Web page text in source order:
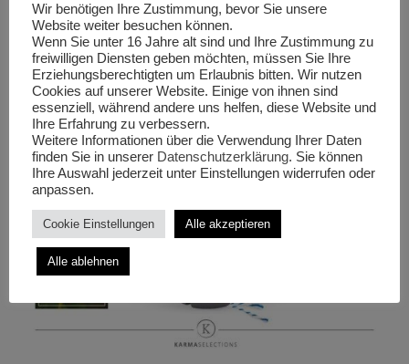
Wir benötigen Ihre Zustimmung, bevor Sie unsere
Website weiter besuchen können.
Wenn Sie unter 16 Jahre alt sind und Ihre Zustimmung zu
freiwilligen Diensten geben möchten, müssen Sie Ihre
Erziehungsberechtigten um Erlaubnis bitten. Wir nutzen
Cookies auf unserer Website. Einige von ihnen sind
essenziell, während andere uns helfen, diese Website und
Ihre Erfahrung zu verbessern.
Weitere Informationen über die Verwendung Ihrer Daten
finden Sie in unserer Datenschutzerklärung. Sie können
Ihre Auswahl jederzeit unter Einstellungen widerrufen oder
anpassen.
Cookie Einstellungen Alle akzeptieren
Alle ablehnen